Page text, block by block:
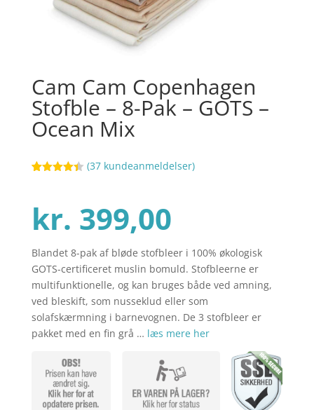
Cam Cam Copenhagen
Stofble – 8-Pak – GOTS –
Ocean Mix
baseret
på
kundebedø
(37 kundeanmeldelser)
kr. 399,00
Blandet 8-pak af bløde stofbleer i 100% økologisk
GOTS-certificeret muslin bomuld. Stofbleerne er
multifunktionelle, og kan bruges både ved amning,
ved bleskift, som nusseklud eller som
solafskærmning i barnevognen. De 3 stofbleer er
pakket med en fin grå … læs mere her